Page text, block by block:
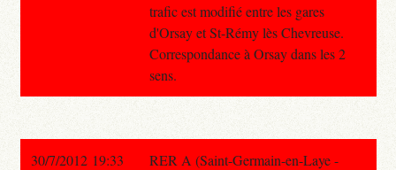
trafic est modifié entre les gares
d'Orsay et St-Rémy lès Chevreuse.
Correspondance à Orsay dans les 2
sens.
30/7/2012 19:33
RER A (Saint-Germain-en-Laye -